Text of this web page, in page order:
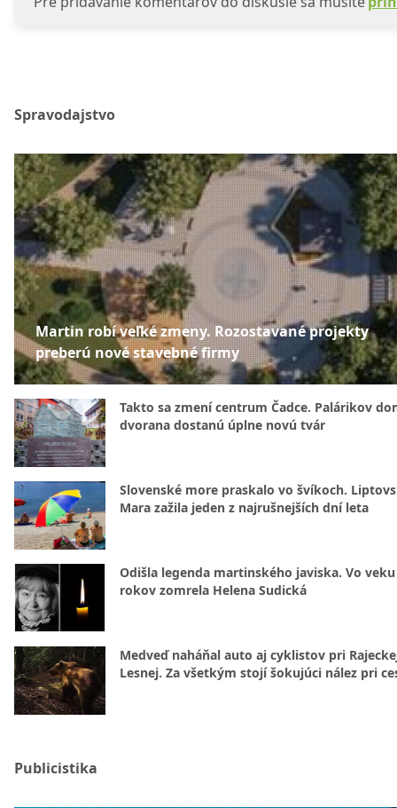
Spravodajstvo
Martin robí veľké zmeny. Rozostavané projekty
preberú nové stavebné firmy
Takto sa zmení centrum Čadce. Palárikov
dvorana dostanú úplne novú tvár
Slovenské more praskalo vo švíkoch.
Mara zažila jeden z najrušnejších dní leta
Odišla legenda martinského javiska. Vo veku
rokov zomrela Helena Sudická
Medveď naháňal auto aj cyklistov pri
Lesnej. Za všetkým stojí šokujúci nález pri
Publicistika